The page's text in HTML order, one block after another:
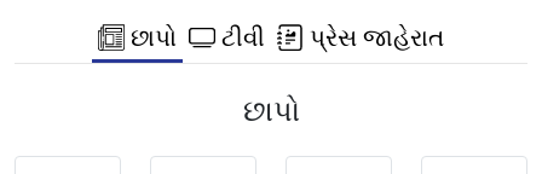
છાપો ટીવી પ્રેસ જાહેરાત
છાપો